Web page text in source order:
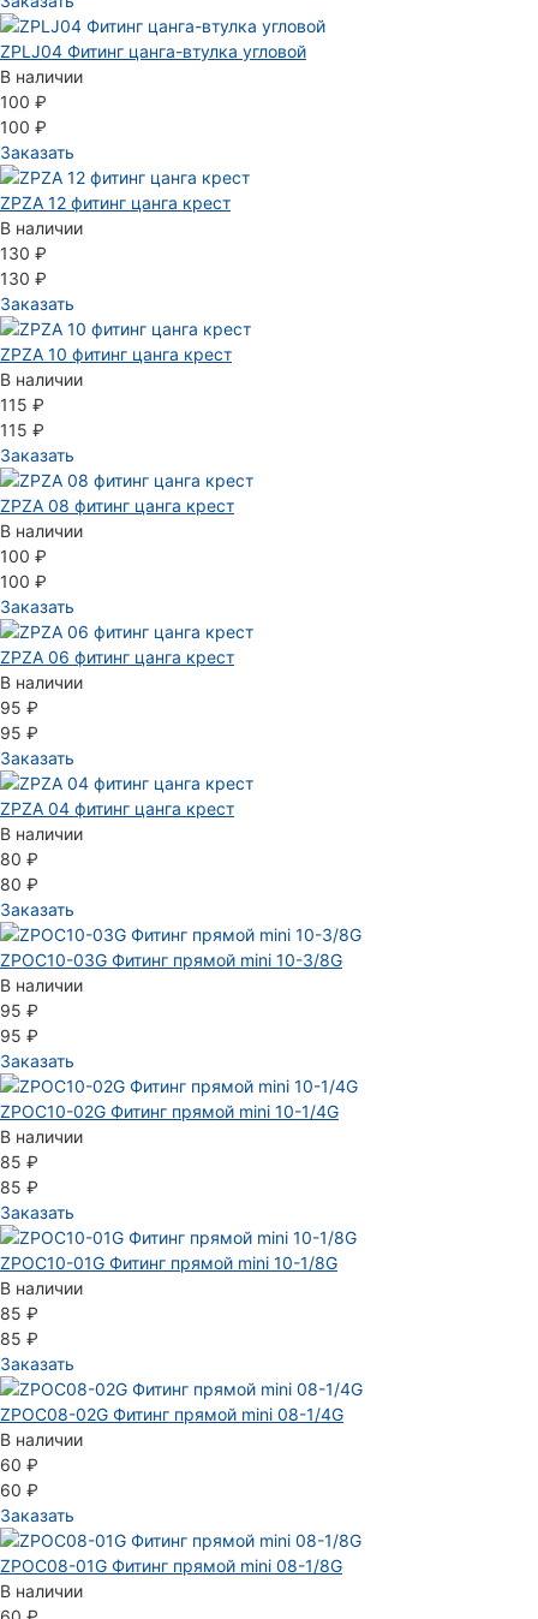
ZPLJ04 Фитинг цанга-втулка угловой
В наличии
100 ₽
100 ₽
Заказать
ZPZA 12 фитинг цанга крест
В наличии
130 ₽
130 ₽
Заказать
ZPZA 10 фитинг цанга крест
В наличии
115 ₽
115 ₽
Заказать
ZPZA 08 фитинг цанга крест
В наличии
100 ₽
100 ₽
Заказать
ZPZA 06 фитинг цанга крест
В наличии
95 ₽
95 ₽
Заказать
ZPZA 04 фитинг цанга крест
В наличии
80 ₽
80 ₽
Заказать
ZPOC10-03G Фитинг прямой mini 10-3/8G
В наличии
95 ₽
95 ₽
Заказать
ZPOC10-02G Фитинг прямой mini 10-1/4G
В наличии
85 ₽
85 ₽
Заказать
ZPOC10-01G Фитинг прямой mini 10-1/8G
В наличии
85 ₽
85 ₽
Заказать
ZPOC08-02G Фитинг прямой mini 08-1/4G
В наличии
60 ₽
60 ₽
Заказать
ZPOC08-01G Фитинг прямой mini 08-1/8G
В наличии